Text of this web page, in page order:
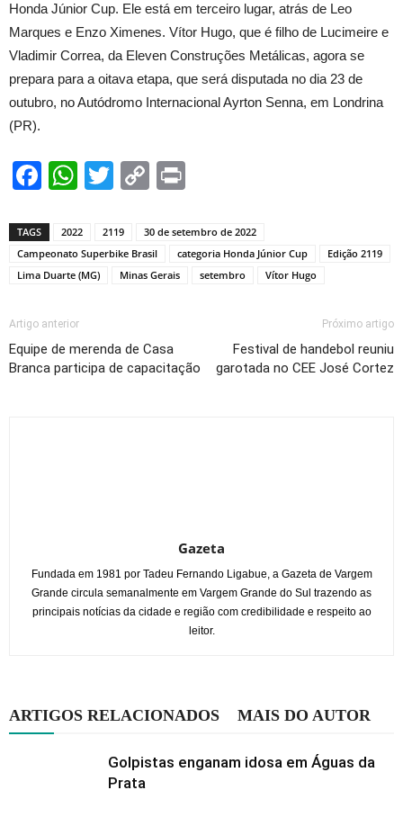
Honda Júnior Cup. Ele está em terceiro lugar, atrás de Leo
Marques e Enzo Ximenes. Vítor Hugo, que é filho de Lucimeire e
Vladimir Correa, da Eleven Construções Metálicas, agora se
prepara para a oitava etapa, que será disputada no dia 23 de
outubro, no Autódromo Internacional Ayrton Senna, em Londrina
(PR).
Facebook
WhatsApp
TwitterCopy
TAGS 2022 2119
30 de setembro de 2022
Campeonato Superbike Brasil
categoria Honda Júnior Cup
Edição 2119
Lima Duarte (MG)
Minas Gerais setembro Vítor Hugo
Artigo anterior
Equipe de merenda de Casa
Branca participa de capacitação
Próximo artigo
Festival de handebol reuniu
garotada no CEE José Cortez
Gazeta
Fundada em 1981 por Tadeu Fernando Ligabue, a Gazeta de Vargem
Grande circula semanalmente em Vargem Grande do Sul trazendo as
principais notícias da cidade e região com credibilidade e respeito ao
leitor.
ARTIGOS RELACIONADOS MAIS DO AUTOR
Golpistas enganam idosa em Águas da
Prata